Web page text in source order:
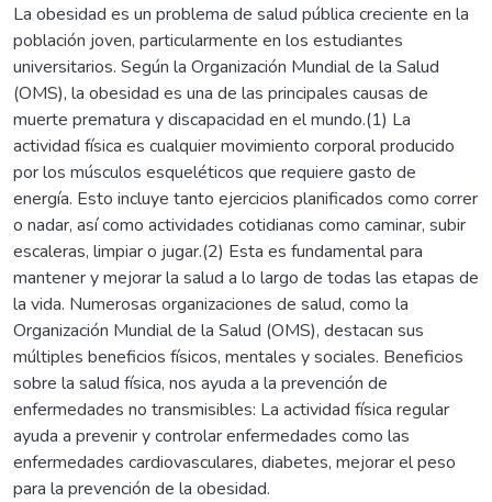
La obesidad es un problema de salud pública creciente en la
población joven, particularmente en los estudiantes
universitarios. Según la Organización Mundial de la Salud
(OMS), la obesidad es una de las principales causas de
muerte prematura y discapacidad en el mundo.(1) La
actividad física es cualquier movimiento corporal producido
por los músculos esqueléticos que requiere gasto de
energía. Esto incluye tanto ejercicios planificados como correr
o nadar, así como actividades cotidianas como caminar, subir
escaleras, limpiar o jugar.(2) Esta es fundamental para
mantener y mejorar la salud a lo largo de todas las etapas de
la vida. Numerosas organizaciones de salud, como la
Organización Mundial de la Salud (OMS), destacan sus
múltiples beneficios físicos, mentales y sociales. Beneficios
sobre la salud física, nos ayuda a la prevención de
enfermedades no transmisibles: La actividad física regular
ayuda a prevenir y controlar enfermedades como las
enfermedades cardiovasculares, diabetes, mejorar el peso
para la prevención de la obesidad.